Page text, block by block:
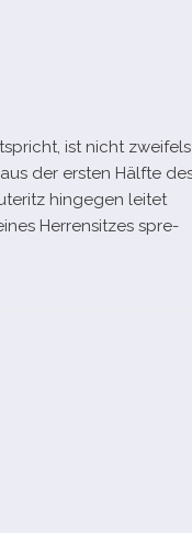
ist nicht
der ers­ten Hälfte
hin­ge­gen lei­tet
Herrensitzes spre­